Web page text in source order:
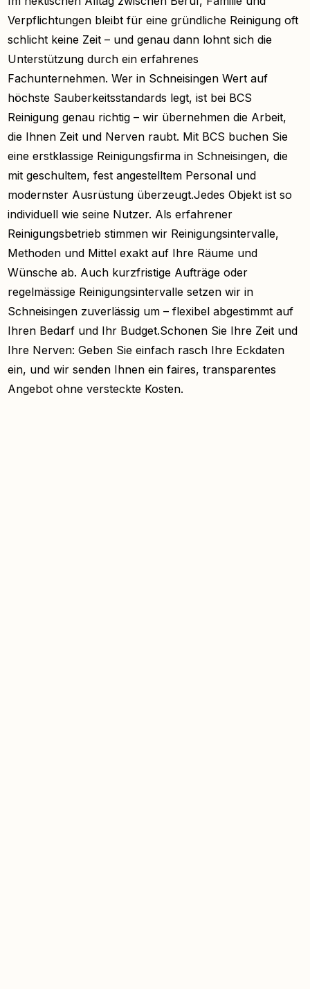
Verpflichtungen bleibt für eine gründliche Reinigung oft
schlicht keine Zeit – und genau dann lohnt sich die
Unterstützung durch ein erfahrenes
Fachunternehmen. Wer in Schneisingen Wert auf
höchste Sauberkeitsstandards legt, ist bei BCS
Reinigung genau richtig – wir übernehmen die Arbeit,
die Ihnen Zeit und Nerven raubt. Mit BCS buchen Sie
eine erstklassige Reinigungsfirma in Schneisingen, die
mit geschultem, fest angestelltem Personal und
modernster Ausrüstung überzeugt.Jedes Objekt ist so
individuell wie seine Nutzer. Als erfahrener
Reinigungsbetrieb stimmen wir Reinigungsintervalle,
Methoden und Mittel exakt auf Ihre Räume und
Wünsche ab. Auch kurzfristige Aufträge oder
regelmässige Reinigungsintervalle setzen wir in
Schneisingen zuverlässig um – flexibel abgestimmt auf
Ihren Bedarf und Ihr Budget.Schonen Sie Ihre Zeit und
Ihre Nerven: Geben Sie einfach rasch Ihre Eckdaten
ein, und wir senden Ihnen ein faires, transparentes
Angebot ohne versteckte Kosten.